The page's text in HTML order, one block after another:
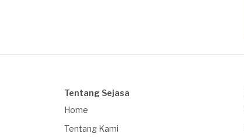
Tentang Sejasa
Home
Tentang Kami